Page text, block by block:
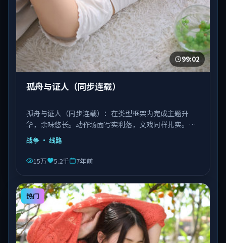
99:02
孤舟与证人（同步连载）
孤舟与证人（同步连载）：在类型框架内完成主题升
华，余味悠长。动作场面写实利落，文戏同样扎实。由
丹尼斯·维伦纽瓦执导，文淇、宋康昊、长泽雅美等主
演，越南出品，类型为战争。
战争 · 线路
15万 5.2千 7年前
热门